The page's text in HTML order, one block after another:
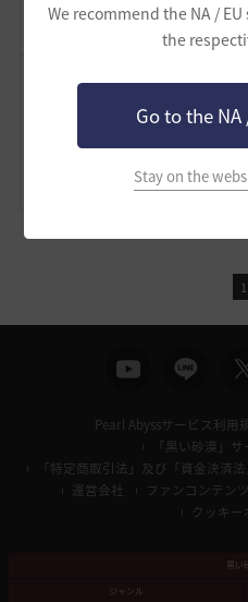
We recommend the NA /
the
Go to the
Stay on the
2026.07.08 15:56
マリアリーズ
眼の違い？錯覚？それとも認識違
多分ありだと思う♪
2026.07.08 05:54
1
Pearl Abyssサービス利用
「黒い砂漠」
「特定商取引法」及び「資金決済
運営会社
ファンコンテン
クッキ
黒い
ジャンル